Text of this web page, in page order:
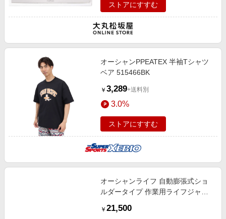
ストアにすすむ
オーシャンPPEATEX 半袖Tシャツ
ベア 515466BK
￥ 3,289+送料別
3.0%
ストアにすすむ
オーシャンライフ 自動膨張式ショ
ルダータイプ 作業用ライフジャケ
￥ 21,500